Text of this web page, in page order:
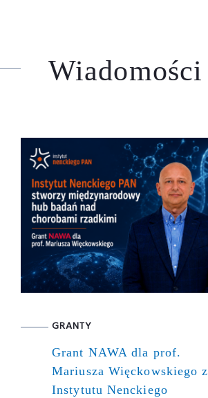
Wiadomości
GRANTY
Grant NAWA dla prof.
Mariusza Więckowskiego z
Instytutu Nenckiego